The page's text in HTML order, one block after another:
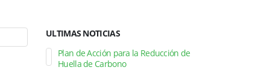
ULTIMAS NOTICIAS
Plan de Acción para la Reducción de
Huella de Carbono